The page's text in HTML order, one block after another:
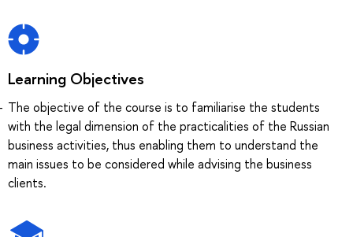
Learning Objectives
The objective of the course is to familiarise the students
with the legal dimension of the practicalities of the Russian
business activities, thus enabling them to understand the
main issues to be considered while advising the business
clients.